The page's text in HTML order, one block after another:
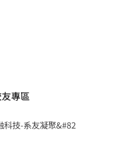
友專區
科技-系友凝聚&#82